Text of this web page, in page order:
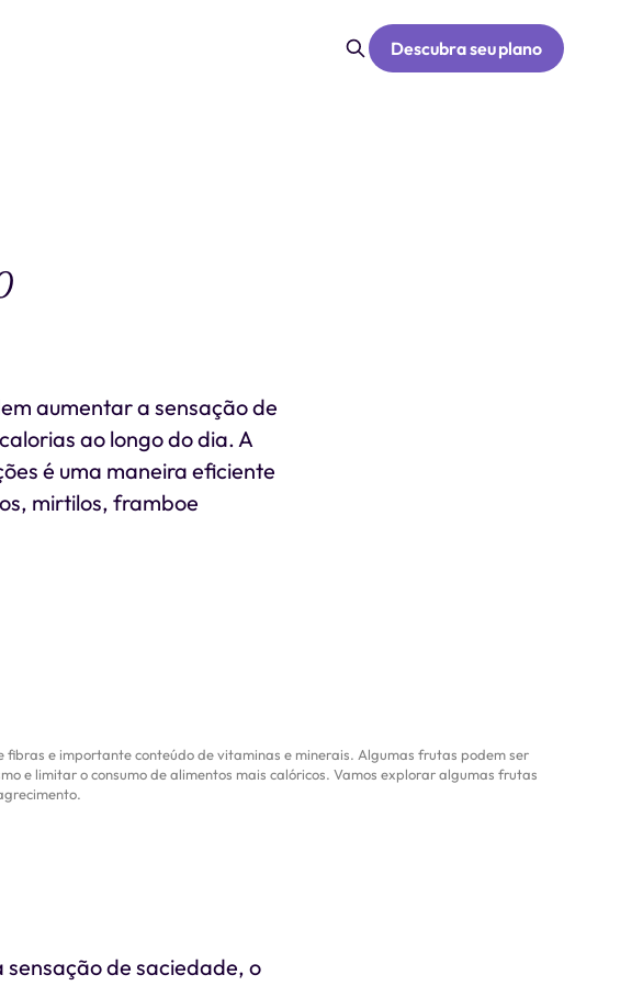
Descubra seu plano
aumentar a sensação de
ao longo do dia. A
é uma maneira eficiente
mirtilos, framboe
e importante conteúdo de vitaminas e minerais. Algumas frutas podem ser
e limitar o consumo de alimentos mais calóricos. Vamos explorar algumas frutas
de saciedade, o